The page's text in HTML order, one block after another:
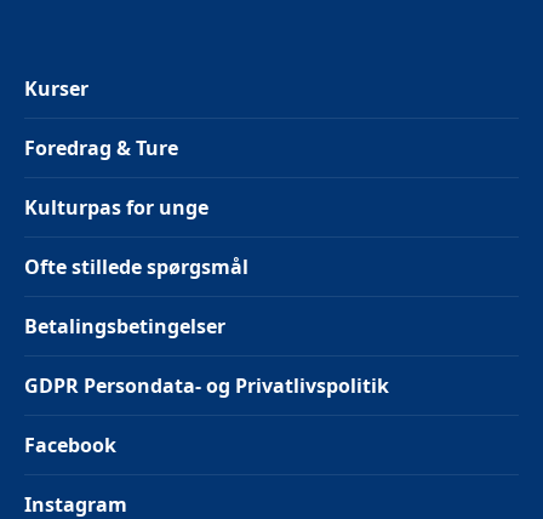
Kurser
Foredrag & Ture
Kulturpas for unge
Ofte stillede spørgsmål
Betalingsbetingelser
GDPR Persondata- og Privatlivspolitik
Facebook
Instagram